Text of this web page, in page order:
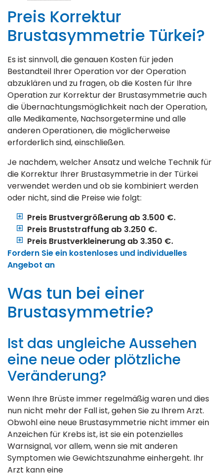
Preis Korrektur
Brustasymmetrie Türkei?
Es ist sinnvoll, die genauen Kosten für jeden
Bestandteil Ihrer Operation vor der Operation
abzuklären und zu fragen, ob die Kosten für Ihre
Operation zur Korrektur der Brustasymmetrie auch
die Übernachtungsmöglichkeit nach der Operation,
alle Medikamente, Nachsorgetermine und alle
anderen Operationen, die möglicherweise
erforderlich sind, einschließen.
Je nachdem, welcher Ansatz und welche Technik für
die Korrektur Ihrer Brustasymmetrie in der Türkei
verwendet werden und ob sie kombiniert werden
oder nicht, sind die Preise wie folgt:
Preis Brustvergrößerung ab 3.500 €.
Preis Bruststraffung ab 3.250 €.
Preis Brustverkleinerung ab 3.350 €.
Fordern Sie ein kostenloses und individuelles
Angebot an
Was tun bei einer
Brustasymmetrie?
Ist das ungleiche Aussehen
eine neue oder plötzliche
Veränderung?
Wenn Ihre Brüste immer regelmäßig waren und dies
nun nicht mehr der Fall ist, gehen Sie zu Ihrem Arzt.
Obwohl eine neue Brustasymmetrie nicht immer ein
Anzeichen für Krebs ist, ist sie ein potenzielles
Warnsignal, vor allem, wenn sie mit anderen
Symptomen wie Gewichtszunahme einhergeht. Ihr
Arzt kann eine